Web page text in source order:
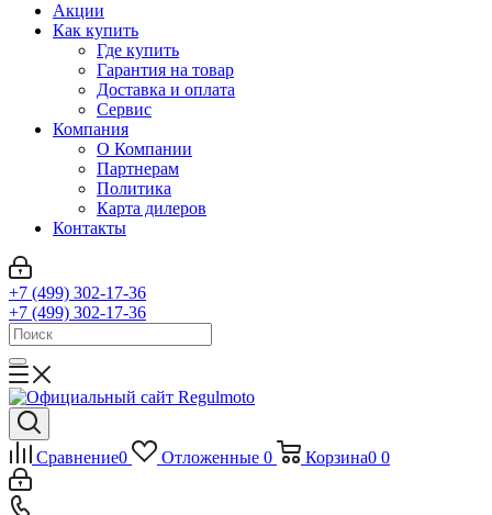
Акции
Как купить
Где купить
Гарантия на товар
Доставка и оплата
Сервис
Компания
О Компании
Партнерам
Политика
Карта дилеров
Контакты
+7 (499) 302-17-36
+7 (499) 302-17-36
Сравнение0 Отложенные 0 Корзина0 0